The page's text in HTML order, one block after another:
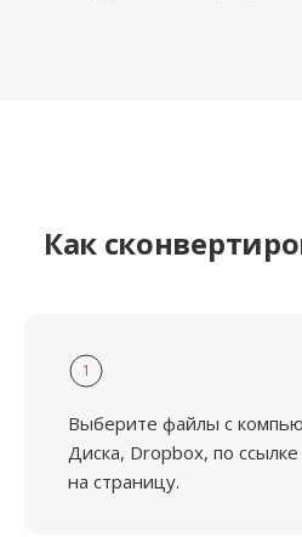
Как
1
Выберите файлы с
Диска, Dropbox, по
на страницу.